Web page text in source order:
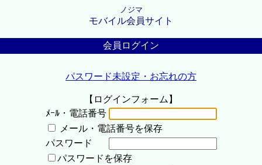
ノジマ
モバイル会員サイト
会員ログイン
パスワード未設定・お忘れの方
【ログインフォーム】
ﾒｰﾙ・電話番号
メール・電話番号を保存
パスワード
パスワードを保存